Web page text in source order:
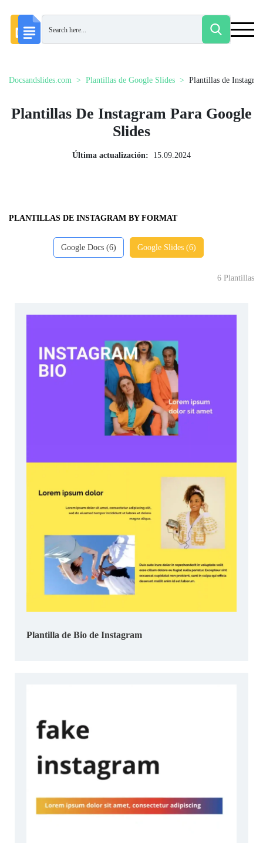
Docsandslides.com Plantillas de Google Slides Plantillas de
Plantillas De Instagram Para Google
Slides
Última actualización: 15.09.2024
PLANTILLAS DE INSTAGRAM BY FORMAT
Google Docs (6) Google Slides (6)
6 Plantillas
Plantilla de Bio de Instagram